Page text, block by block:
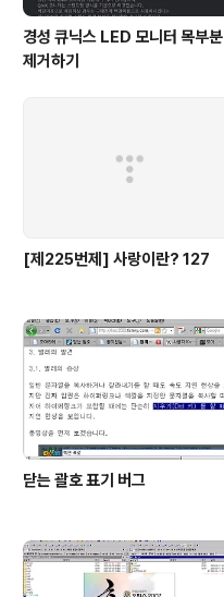
경성 큐닉스 LED 모니터 목부분
제거하기
[제225번제] 사랑이란? 127
닫는 괄호 표기 버그